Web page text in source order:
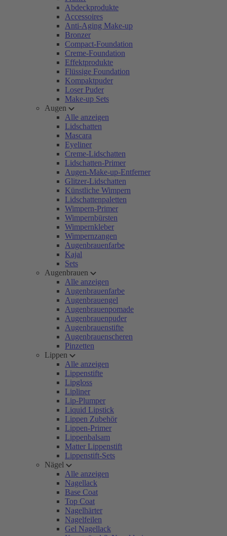
Abdeckprodukte
Accessoires
Anti-Aging Make-up
Bronzer
Compact-Foundation
Creme-Foundation
Effektprodukte
Flüssige Foundation
Kompaktpuder
Loser Puder
Make-up Sets
Augen
Alle anzeigen
Lidschatten
Mascara
Eyeliner
Creme-Lidschatten
Lidschatten-Primer
Augen-Make-up-Entferner
Glitzer-Lidschatten
Künstliche Wimpern
Lidschattenpaletten
Wimpern-Primer
Wimpernbürsten
Wimpernkleber
Wimpernzangen
Augenbrauenfarbe
Kajal
Sets
Augenbrauen
Alle anzeigen
Augenbrauenfarbe
Augenbrauengel
Augenbrauenpomade
Augenbrauenpuder
Augenbrauenstifte
Augenbrauenscheren
Pinzetten
Lippen
Alle anzeigen
Lippenstifte
Lipgloss
Lipliner
Lip-Plumper
Liquid Lipstick
Lippen Zubehör
Lippen-Primer
Lippenbalsam
Matter Lippenstift
Lippenstift-Sets
Nägel
Alle anzeigen
Nagellack
Base Coat
Top Coat
Nagelhärter
Nagelfeilen
Gel Nagellack